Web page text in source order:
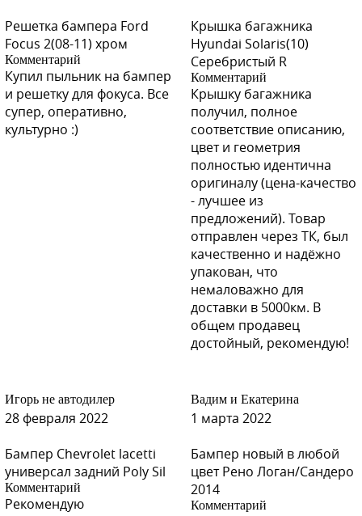
Решетка бампера Ford
Focus 2(08-11) хром
Комментарий
Купил пыльник на бампер
и решетку для фокуса. Все
супер, оперативно,
культурно :)
Крышка багажника
Hyundai Solaris(10)
Серебристый R
Комментарий
Крышку багажника
получил, полное
соответствие описанию,
цвет и геометрия
полностью идентична
оригиналу (цена-качество
- лучшее из
предложений). Товар
отправлен через ТК, был
качественно и надёжно
упакован, что
немаловажно для
доставки в 5000км. В
общем продавец
достойный, рекомендую!
Игорь не автодилер
28 февраля 2022
Бампер Chevrolet lacetti
универсал задний Poly Sil
Комментарий
Рекомендую
Вадим и Екатерина
1 марта 2022
Бампер новый в любой
цвет Рено Логан/Сандеро
2014
Комментарий